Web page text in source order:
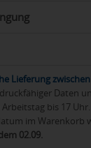
Lieferung zwischen
Daten
bis 17
im Warenkorb
02.09.